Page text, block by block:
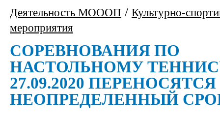
Деятельность МОООП / Культурно-
мероприятия
СОРЕВНОВАНИЯ ПО
НАСТОЛЬНОМУ
27.09.2020
НЕОПРЕДЕЛЕННЫЙ